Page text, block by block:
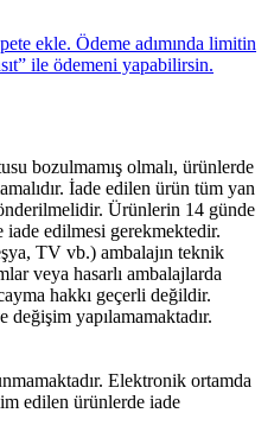
ekle. Ödeme adımında limitin
ile ödemeni yapabilirsin.
bozulmamış olmalı, ürünlerde
İade edilen ürün tüm yan
Ürünlerin 14 günde
edilmesi gerekmektedir.
TV vb.) ambalajın teknik
veya hasarlı ambalajlarda
hakkı geçerli değildir.
değişim yapılamamaktadır.
Elektronik ortamda
edilen ürünlerde iade